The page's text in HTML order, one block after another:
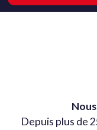
Depuis plus de